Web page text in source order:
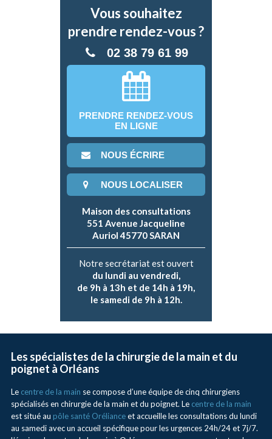
Vous souhaitez
prendre rendez-vous ?
02 38 79 61 99
PRENDRE RENDEZ-VOUS
EN LIGNE
NOUS ÉCRIRE
NOUS LOCALISER
Maison des consultations
551 Avenue Jacqueline
Auriol 45770 SARAN
Notre secrétariat est ouvert
du lundi au vendredi,
de 9h à 13h et de 14h à 19h,
le samedi de 9h à 12h.
Les spécialistes de la chirurgie de la main et du
poignet à Orléans
Le centre de la main se compose d’une équipe de cinq chirurgiens
spécialisés en chirurgie de la main et du poignet. Le centre de la main
est situé au pôle santé Orélianceet accueille les consultations du lundi
au samedi avec un accueil spécifique pour les urgences 24h/24 et 7j/7.